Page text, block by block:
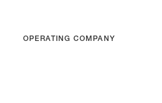
OPERATING COMPANY